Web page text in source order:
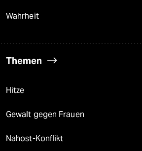
Wahrheit
Themen
Hitze
Gewalt gegen Frauen
Nahost-Konflikt